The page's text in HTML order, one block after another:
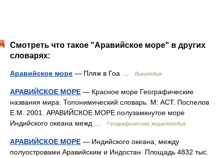
Смотреть что такое "Аравийское море" в других
словарях:
Аравийское море — Пляж в Гоа … Википедия
АРАВИЙСКОЕ МОРЕ — Красное море Географические
названия мира: Топонимический словарь. М: АСТ. Поспелов
Е.М. 2001. АРАВИЙСКОЕ МОРЕ полузамкнутое море
Индийского океана межд …
Географическая энциклопедия
АРАВИЙСКОЕ МОРЕ — Индийского океана, между
полуостровами Аравийским и Индостан. Площадь 4832 тыс.